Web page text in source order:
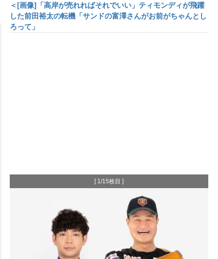
＜[画像]「高岸が売れればそれでいい」ティモンディが飛躍
した前田裕太の転機「サンドの富澤さんがお前がちゃんとし
ろって」
[ 1/15枚目 ]